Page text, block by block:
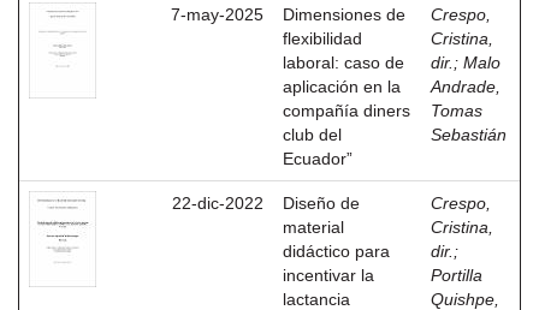
7-may-2025
Dimensiones de
flexibilidad
laboral: caso de
aplicación en la
compañía diners
club del
Ecuador”
Crespo,
Cristina,
dir. ; Malo
Andrade,
Tomas
Sebastián
22-dic-2022
Diseño de
material
didáctico para
incentivar la
lactancia
Crespo,
Cristina,
dir. ;
Portilla
Quishpe,